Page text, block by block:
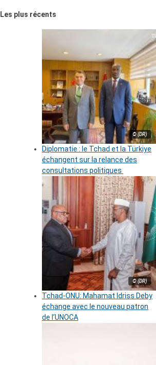
Les plus récents
© (DR)
Diplomatie : le Tchad et la Türkiye
échangent sur la relance des
consultations politiques
© (DR)
Tchad-ONU: Mahamat Idriss Deby
échange avec le nouveau patron
de l’UNOCA